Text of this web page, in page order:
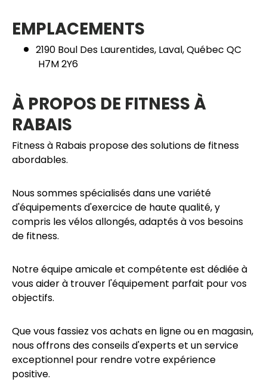
EMPLACEMENTS
2190 Boul Des Laurentides, Laval, Québec QC
H7M 2Y6
À PROPOS DE FITNESS À
RABAIS
Fitness à Rabais propose des solutions de fitness
abordables.
Nous sommes spécialisés dans une variété
d'équipements d'exercice de haute qualité, y
compris les vélos allongés, adaptés à vos besoins
de fitness.
Notre équipe amicale et compétente est dédiée à
vous aider à trouver l'équipement parfait pour vos
objectifs.
Que vous fassiez vos achats en ligne ou en magasin,
nous offrons des conseils d'experts et un service
exceptionnel pour rendre votre expérience
positive.